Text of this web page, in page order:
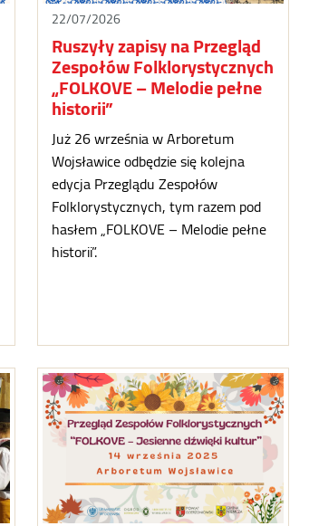
22/07/2026
Ruszyły zapisy na Przegląd
Zespołów Folklorystycznych
„FOLKOVE – Melodie pełne
historii”
Już 26 września w Arboretum
Wojsławice odbędzie się kolejna
edycja Przeglądu Zespołów
Folklorystycznych, tym razem pod
hasłem „FOLKOVE – Melodie pełne
historii”.